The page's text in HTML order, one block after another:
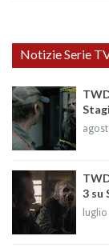
Notizie Serie
3 su